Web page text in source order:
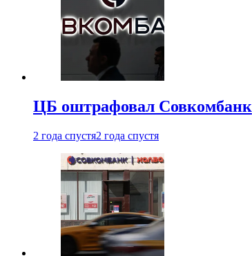
ЦБ оштрафовал Совкомбанк
2 года спустя2 года спустя